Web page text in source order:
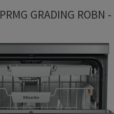
PRMG GRADING ROBN